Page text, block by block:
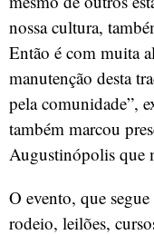
nossa cultura,
Então é com muita
manutenção desta
pela comunidade”,
também marcou
Augustinópolis que
O evento, que
rodeio, leilões,